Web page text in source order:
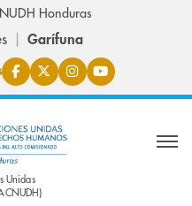
Honduras
Garífuna
Unidas